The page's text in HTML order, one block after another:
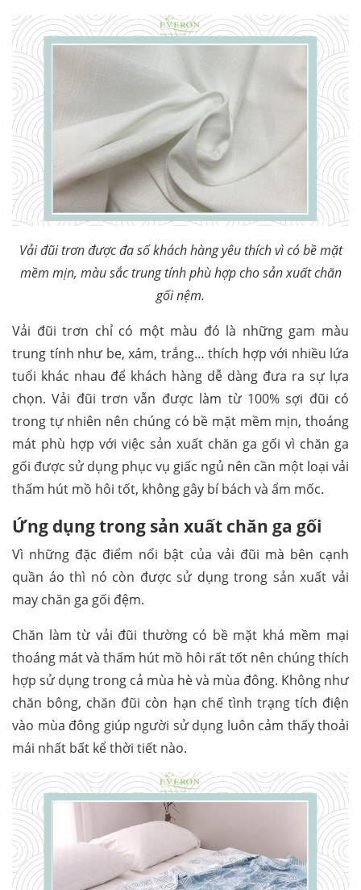
Vải đũi trơn được đa số khách hàng yêu thích vì có bề mặt
mềm mịn, màu sắc trung tính phù hợp cho sản xuất chăn
gối nệm.
Vải đũi trơn chỉ có một màu đó là những gam màu
trung tính như be, xám, trắng… thích hợp với nhiều lứa
tuổi khác nhau để khách hàng dễ dàng đưa ra sự lựa
chọn. Vải đũi trơn vẫn được làm từ 100% sợi đũi có
trong tự nhiên nên chúng có bề mặt mềm mịn, thoáng
mát phù hợp với việc sản xuất chăn ga gối vì chăn ga
gối được sử dụng phục vụ giấc ngủ nên cần một loại vải
thấm hút mồ hôi tốt, không gây bí bách và ẩm mốc.
Ứng dụng trong sản xuất chăn ga gối
Vì những đặc điểm nổi bật của vải đũi mà bên cạnh
quần áo thì nó còn được sử dụng trong sản xuất vải
may chăn ga gối đệm.
Chăn làm từ vải đũi thường có bề mặt khá mềm mại
thoáng mát và thấm hút mồ hôi rất tốt nên chúng thích
hợp sử dụng trong cả mùa hè và mùa đông. Không như
chăn bông, chăn đũi còn hạn chế tình trạng tích điện
vào mùa đông giúp người sử dụng luôn cảm thấy thoải
mái nhất bất kể thời tiết nào.